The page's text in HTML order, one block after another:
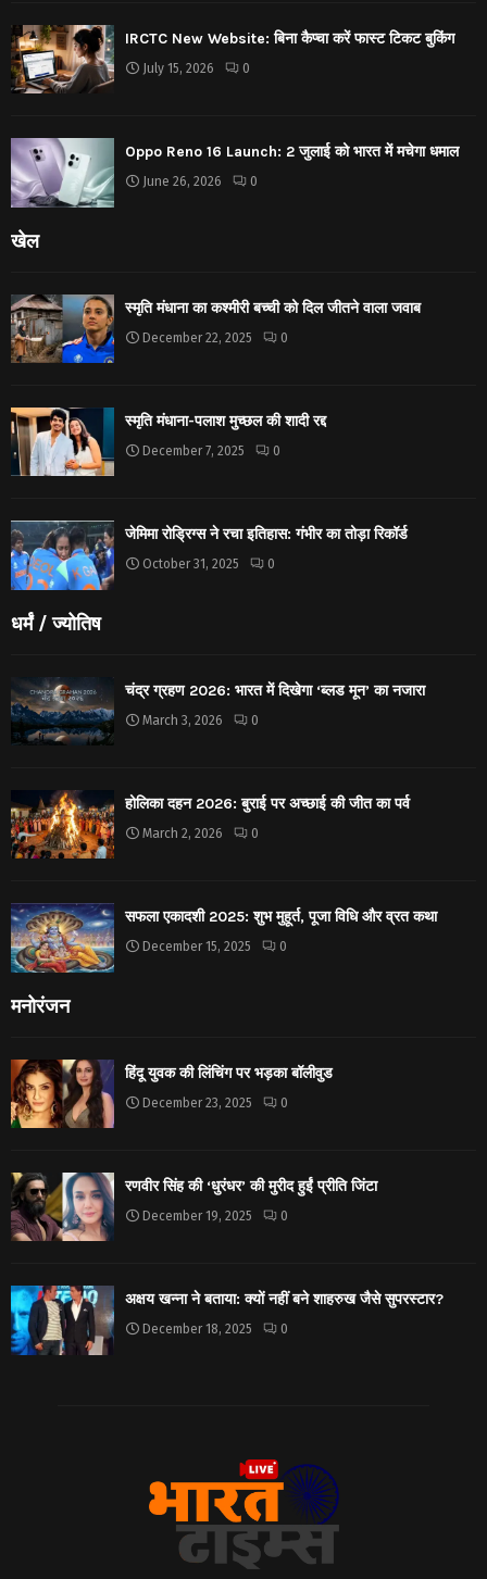
IRCTC New Website: बिना कैप्चा करें फास्ट टिकट बुकिंग
July 15, 2026 0
Oppo Reno 16 Launch: 2 जुलाई को भारत में मचेगा धमाल
June 26, 2026 0
खेल
स्मृति मंधाना का कश्मीरी बच्ची को दिल जीतने वाला जवाब
December 22, 2025 0
स्मृति मंधाना-पलाश मुच्छल की शादी रद्द
December 7, 2025 0
जेमिमा रोड्रिग्स ने रचा इतिहास: गंभीर का तोड़ा रिकॉर्ड
October 31, 2025 0
धर्मं / ज्योतिष
चंद्र ग्रहण 2026: भारत में दिखेगा ‘ब्लड मून’ का नजारा
March 3, 2026 0
होलिका दहन 2026: बुराई पर अच्छाई की जीत का पर्व
March 2, 2026 0
सफला एकादशी 2025: शुभ मुहूर्त, पूजा विधि और व्रत कथा
December 15, 2025 0
मनोरंजन
हिंदू युवक की लिंचिंग पर भड़का बॉलीवुड
December 23, 2025 0
रणवीर सिंह की ‘धुरंधर’ की मुरीद हुईं प्रीति जिंटा
December 19, 2025 0
अक्षय खन्ना ने बताया: क्यों नहीं बने शाहरुख जैसे सुपरस्टार?
December 18, 2025 0